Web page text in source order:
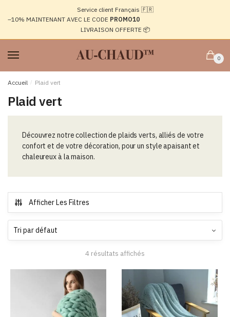
navigation
Service client Français 🇫🇷
–10% MAINTENANT AVEC LE CODE PROMO10
LIVRAISON OFFERTE 📦
0
Accueil / Plaid vert
Plaid vert
Découvrez notre collection de plaids verts, alliés de votre
confort et de votre décoration, pour un style apaisant et
chaleureux à la maison.
Afficher Les Filtres
4 résultats affichés